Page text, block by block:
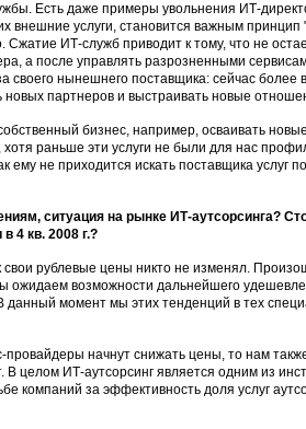
Есть даже примеры увольнения ИТ-
внешние услуги, становится важным принцип
ИТ-служб приводит к тому, что не
а после управлять разрозненными
своего нынешнего поставщика: сейчас более
партнеров и выстраивать новые
бизнес, например, осваивать новые
раньше эти услуги не были для нас
ему не приходится искать поставщика услуг
ситуация на рынке ИТ-аутсорсинга?
4 кв. 2008 г.?
свои рублевые цены никто не изменял.
ожидаем возможности дальнейшего
момент мы этих тенденций в тех
начнут снижать цены, то нам
В целом ИТ-аутсорсинг является одним из
за эффективность доля услуг